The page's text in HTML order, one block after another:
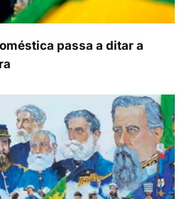
passa a ditar a